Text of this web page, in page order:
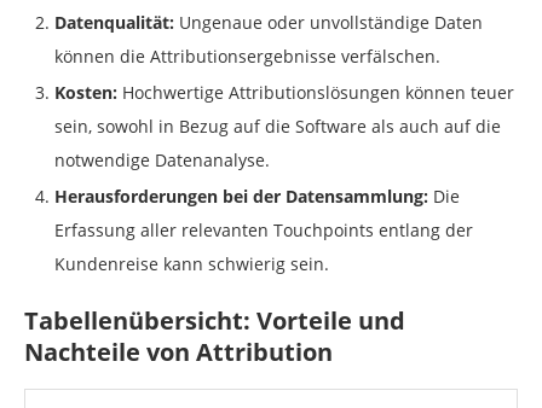
Datenqualität: Ungenaue oder unvollständige Daten
können die Attributionsergebnisse verfälschen.
Kosten: Hochwertige Attributionslösungen können teuer
sein, sowohl in Bezug auf die Software als auch auf die
notwendige Datenanalyse.
Herausforderungen bei der Datensammlung: Die
Erfassung aller relevanten Touchpoints entlang der
Kundenreise kann schwierig sein.
Tabellenübersicht: Vorteile und
Nachteile von Attribution